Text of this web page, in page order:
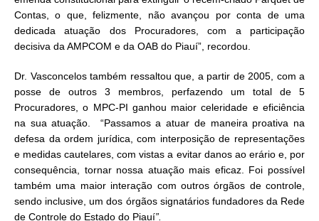
Contas, o que, felizmente, não avançou por conta de uma
dedicada atuação dos Procuradores, com a participação
decisiva da AMPCOM e da OAB do Piauí”, recordou.
Dr. Vasconcelos também ressaltou que, a partir de 2005, com a
posse de outros 3 membros, perfazendo um total de 5
Procuradores, o MPC-PI ganhou maior celeridade e eficiência
na sua atuação. “Passamos a atuar de maneira proativa na
defesa da ordem jurídica, com interposição de representações
e medidas cautelares, com vistas a evitar danos ao erário e, por
consequência, tornar nossa atuação mais eficaz. Foi possível
também uma maior interação com outros órgãos de controle,
sendo inclusive, um dos órgãos signatários fundadores da Rede
de Controle do Estado do Piauí”.